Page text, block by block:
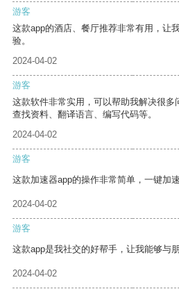
游客
这款app的酒店、餐厅推荐非常有用，让
验。
2024-04-02
游客
这款软件非常实用，可以帮助我解决很
查找资料、翻译语言、编写代码等。
2024-04-02
游客
这款加速器app的操作非常简单，一键加
2024-04-02
游客
这款app是我社交的好帮手，让我能够与
2024-04-02